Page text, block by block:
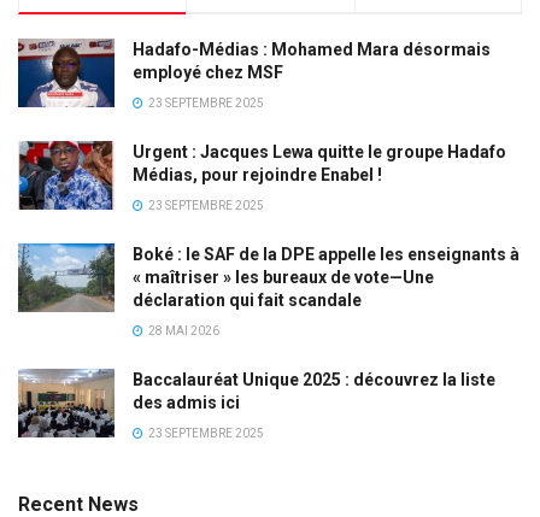
Hadafo-Médias : Mohamed Mara désormais
employé chez MSF
23 SEPTEMBRE 2025
Urgent : Jacques Lewa quitte le groupe Hadafo
Médias, pour rejoindre Enabel !
23 SEPTEMBRE 2025
Boké : le SAF de la DPE appelle les enseignants à
« maîtriser » les bureaux de vote—Une
déclaration qui fait scandale
28 MAI 2026
Baccalauréat Unique 2025 : découvrez la liste
des admis ici
23 SEPTEMBRE 2025
Recent News